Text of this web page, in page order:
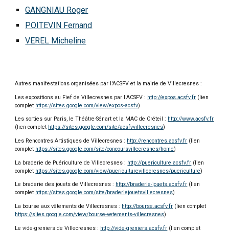
GANGNIAU Roger
POITEVIN Fernand
VEREL Micheline
Autres manifestations organisées par l'ACSFV et la mairie de Villecresnes :
Les expositions au Fief de Villecresnes par l'ACSFV : http://expos.acsfv.fr (lien
complet https://sites.google.com/view/expos-acsfv)
Les sorties sur Paris, le Théâtre-Sénart et la MAC de Créteil : http://www.acsfv.fr
(lien complet https://sites.google.com/site/acsfvvillecresnes)
Les Rencontres Artistiques de Villecresnes : http://rencontres.acsfv.fr (lien
complet https://sites.google.com/site/concoursvillecresnes/home)
La braderie de Puériculture de Villecresnes : http://puericulture.acsfv.fr (lien
complet https://sites.google.com/view/puericulturevillecresnes/puericulture)
Le braderie des jouets de Villecresnes : http://braderie-jouets.acsfv.fr (lien
complet https://sites.google.com/site/braderiejouetsvillecresnes)
La bourse aux vêtements de Villecresnes : http://bourse.acsfv.fr (lien complet
https://sites.google.com/view/bourse-vetements-villecresnes)
Le vide-greniers de Villecresnes : http://vide-greniers.acsfv.fr (lien complet